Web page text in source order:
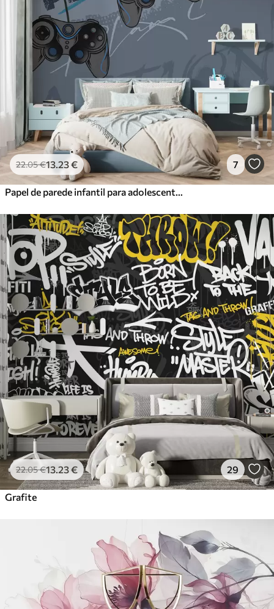
22.05€13 .23€ 7
22.05€13 .23€ 29
Grafite